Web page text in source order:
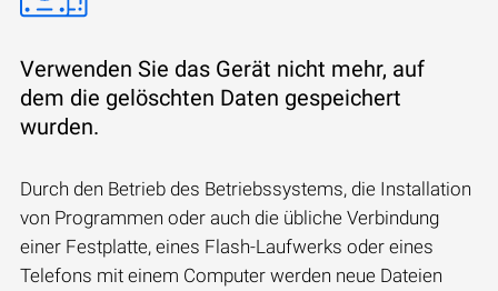
Verwenden Sie das Gerät nicht mehr, auf
dem die gelöschten Daten gespeichert
wurden.
Durch den Betrieb des Betriebssystems, die Installation
von Programmen oder auch die übliche Verbindung
einer Festplatte, eines Flash-Laufwerks oder eines
Telefons mit einem Computer werden neue Dateien